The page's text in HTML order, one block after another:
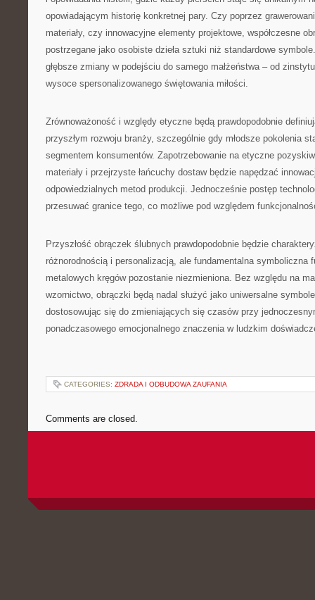
opowiadającym historię konkretnej pary. Czy poprzez
materiały, czy innowacyjne elementy projektowe, współczesne
postrzegane jako osobiste dzieła sztuki niż standardowe
głębsze zmiany w podejściu do samego małżeństwa – od
wysoce spersonalizowanego świętowania miłości.
Zrównoważoność i względy etyczne będą prawdopodobnie
przyszłym rozwoju branży, szczególnie gdy młodsze pokolenia
segmentem konsumentów. Zapotrzebowanie na etyczne
materiały i przejrzyste łańcuchy dostaw będzie napędzać
odpowiedzialnych metod produkcji. Jednocześnie postęp
przesuwać granice tego, co możliwe pod względem
Przyszłość obrączek ślubnych prawdopodobnie będzie
różnorodnością i personalizacją, ale fundamentalna symboliczna
metalowych kręgów pozostanie niezmieniona. Bez względu na
wzornictwo, obrączki będą nadal służyć jako uniwersalne
dostosowując się do zmieniających się czasów przy
ponadczasowego emocjonalnego znaczenia w ludzkim
CATEGORIES: ZDRADA I ODBUDOWA ZAUFANIA
Comments are closed.